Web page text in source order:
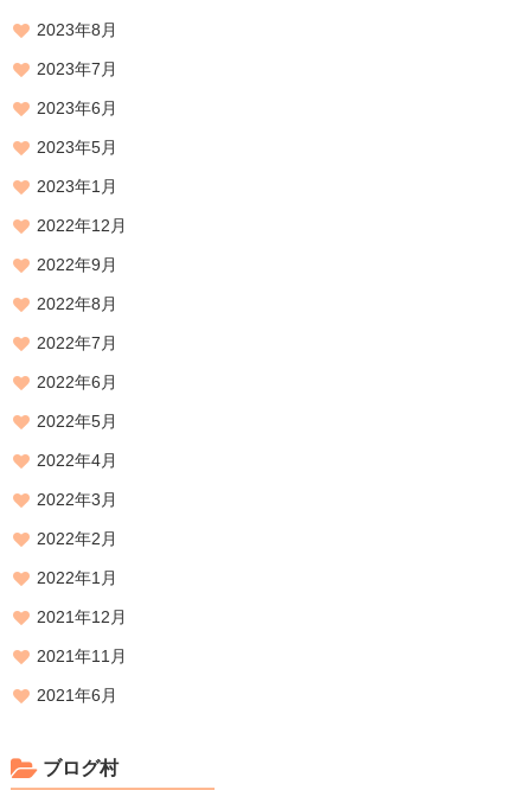
2023年8月
2023年7月
2023年6月
2023年5月
2023年1月
2022年12月
2022年9月
2022年8月
2022年7月
2022年6月
2022年5月
2022年4月
2022年3月
2022年2月
2022年1月
2021年12月
2021年11月
2021年6月
ブログ村